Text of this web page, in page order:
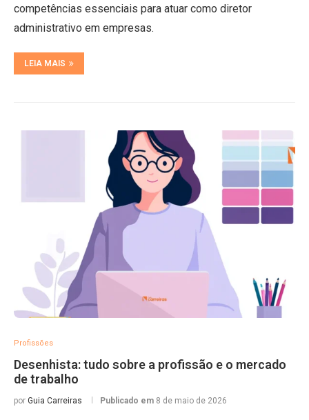
competências essenciais para atuar como diretor
administrativo em empresas.
LEIA MAIS
Profissões
Desenhista: tudo sobre a profissão e o mercado
de trabalho
por Guia Carreiras Publicado em 8 de maio de 2026